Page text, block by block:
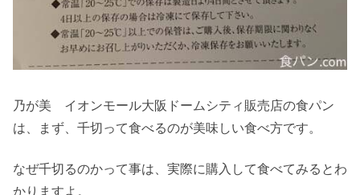
乃が美 イオンモール大阪ドームシティ販売店の食パン
は、まず、千切って食べるのが美味しい食べ方です。
なぜ千切るのかって事は、実際に購入して食べてみるとわ
かりますよ。